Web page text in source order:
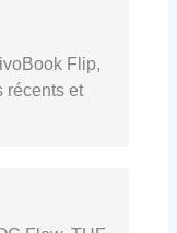
Flip,
récents et